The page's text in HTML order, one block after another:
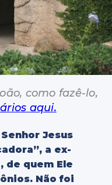
como fazê-lo,
aqui.
Jesus
a ex-
de quem Ele
Não foi